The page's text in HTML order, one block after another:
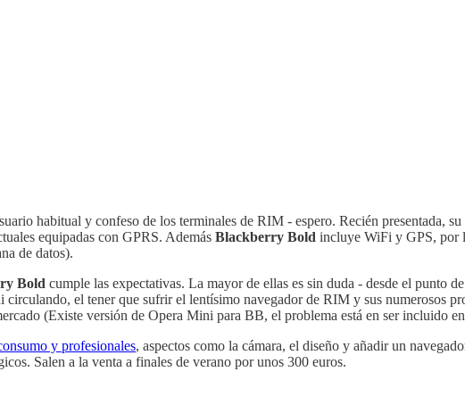
habitual y confeso de los terminales de RIM - espero. Recién presentada,
equipadas con GPRS. Además Blackberry Bold incluye WiFi y GPS, por
de datos).
Bold cumple las expectativas. La mayor de ellas es sin duda - desde el punto
el tener que sufrir el lentísimo navegador de RIM y sus numerosos
(Existe versión de Opera Mini para BB, el problema está en ser incluido
y profesionales, aspectos como la cámara, el diseño y añadir un
Salen a la venta a finales de verano por unos 300 euros.